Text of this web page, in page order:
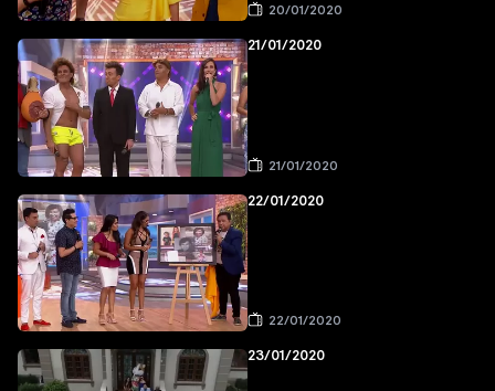
20/01/2020
21/01/2020
21/01/2020
22/01/2020
22/01/2020
23/01/2020